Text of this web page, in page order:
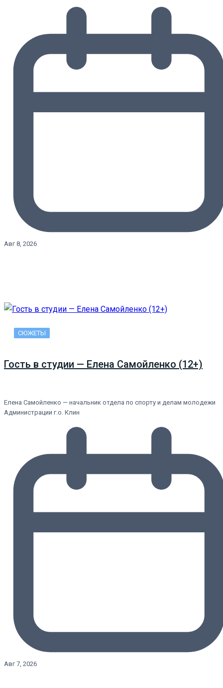
Авг 8, 2026
СЮЖЕТЫ
Гость в студии — Елена Самойленко (12+)
Елена Самойленко — начальник отдела по спорту и делам молодежи
Администрации г.о. Клин
Авг 7, 2026